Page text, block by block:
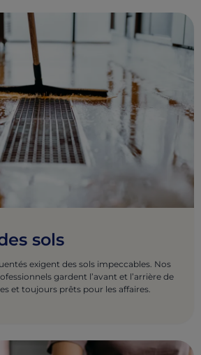
sols
exigent des sols impeccables. Nos
gardent l’avant et l’arrière de
et toujours prêts pour les affaires.